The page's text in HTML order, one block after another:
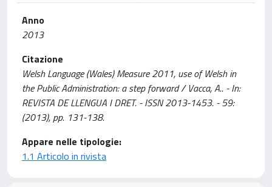
Anno
2013
Citazione
Welsh Language (Wales) Measure 2011, use of Welsh in
the Public Administration: a step forward / Vacca, A.. - In:
REVISTA DE LLENGUA I DRET. - ISSN 2013-1453. - 59:
(2013), pp. 131-138.
Appare nelle tipologie:
1.1 Articolo in rivista